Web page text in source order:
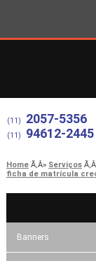
(11) 2057-5356
(11) 94612-2445
Home Serviços
ficha de matrícula
Banners